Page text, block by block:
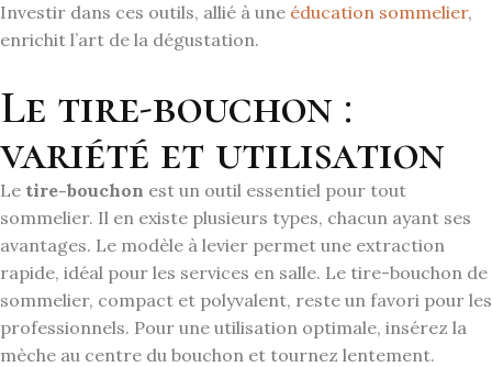
Investir dans ces outils, allié à une éducation sommelier,
enrichit l’art de la dégustation.
Le tire-bouchon :
variété et utilisation
Le tire-bouchon est un outil essentiel pour tout
sommelier. Il en existe plusieurs types, chacun ayant ses
avantages. Le modèle à levier permet une extraction
rapide, idéal pour les services en salle. Le tire-bouchon de
sommelier, compact et polyvalent, reste un favori pour les
professionnels. Pour une utilisation optimale, insérez la
mèche au centre du bouchon et tournez lentement.